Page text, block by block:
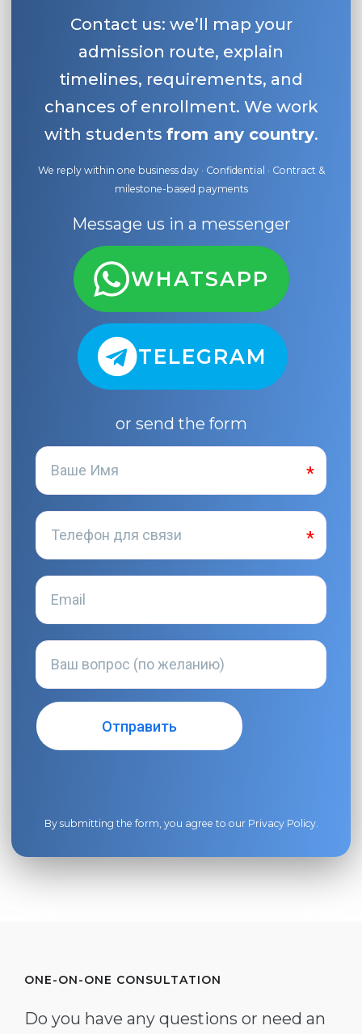
Contact us: we’ll map your
admission route, explain
timelines, requirements, and
chances of enrollment. We work
with students from any country.
We reply within one business day · Confidential · Contract &
milestone-based payments
Message us in a messenger
WHATSAPP
TELEGRAM
or send the form
By submitting the form, you agree to our Privacy Policy.
ONE-ON-ONE CONSULTATION
Do you have any questions or need an